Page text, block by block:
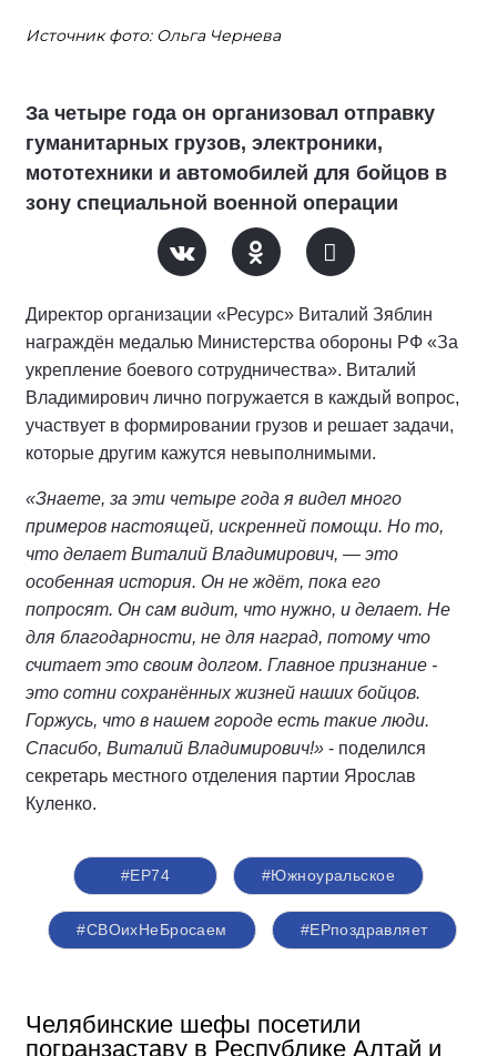
Источник фото: Ольга Чернева
За четыре года он организовал отправку
гуманитарных грузов, электроники,
мототехники и автомобилей для бойцов в
зону специальной военной операции
Директор организации «Ресурс» Виталий Зяблин
награждён медалью Министерства обороны РФ «За
укрепление боевого сотрудничества». Виталий
Владимирович лично погружается в каждый вопрос,
участвует в формировании грузов и решает задачи,
которые другим кажутся невыполнимыми.
«Знаете, за эти четыре года я видел много
примеров настоящей, искренней помощи. Но то,
что делает Виталий Владимирович, — это
особенная история. Он не ждёт, пока его
попросят. Он сам видит, что нужно, и делает. Не
для благодарности, не для наград, потому что
считает это своим долгом. Главное признание -
это сотни сохранённых жизней наших бойцов.
Горжусь, что в нашем городе есть такие люди.
Спасибо, Виталий Владимирович!» - поделился
секретарь местного отделения партии Ярослав
Куленко.
#ЕР74 #Южноуральское
#СВОихНеБросаем #ЕРпоздравляет
Челябинские шефы посетили
погранзаставу в Республике Алтай и